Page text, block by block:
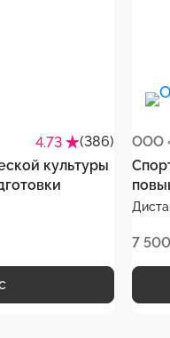
4.73
(386)
культуры
ООО
7